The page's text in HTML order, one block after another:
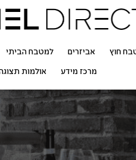
חוץ אביזרים למטבח הביתי
מרכז מידע אולמות